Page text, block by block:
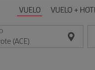
VUELO VUELO +